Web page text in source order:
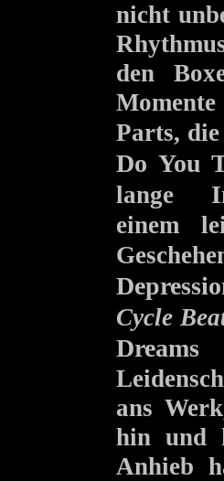
nicht
den
Parts,
Do You
lange
einem
Cycle
Dreams
ans
hin und
Anhieb